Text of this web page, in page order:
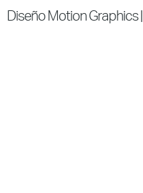
Diseño Motion Graphics